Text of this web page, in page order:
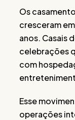
Os
cresceram
anos. Casais
celebrações
com
Esse
operações